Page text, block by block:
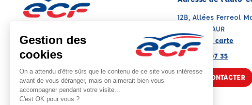
Note : 4.2/5
Moyenne calculée sur 18 avis
12B, Allées Ferreol
81500 LAVAUR
Voir sur la carte
05 63 58 07 35
NOUS CONTACTER